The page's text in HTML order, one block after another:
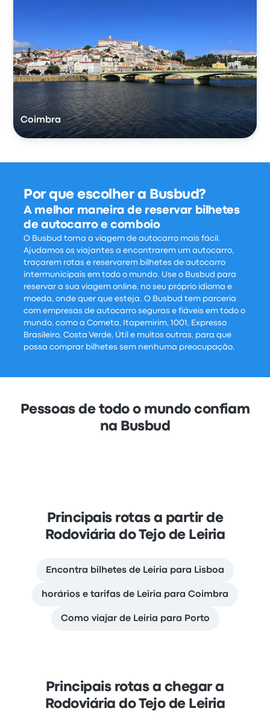
Coimbra
Por que escolher a Busbud?
A melhor maneira de reservar bilhetes
de autocarro e comboio
O Busbud torna a viagem de autocarro mais fácil.
Ajudamos os viajantes a encontrarem um autocarro,
traçarem rotas e reservarem bilhetes de autocarro
intermunicipais em todo o mundo. Use o Busbud para
reservar a sua viagem online, no seu próprio idioma e
moeda, onde quer que esteja. O Busbud tem parceria
com empresas de autocarro seguras e fiáveis em todo o
mundo, como a Cometa, Itapemirim, 1001, Expresso
Brasileiro, Costa Verde, Útil e muitos outras, para que
possa comprar bilhetes sem nenhuma preocupação.
Pessoas de todo o mundo confiam
na Busbud
Principais rotas a partir de
Rodoviária do Tejo de Leiria
Encontra bilhetes de Leiria para Lisboa
horários e tarifas de Leiria para Coimbra
Como viajar de Leiria para Porto
Principais rotas a chegar a
Rodoviária do Tejo de Leiria